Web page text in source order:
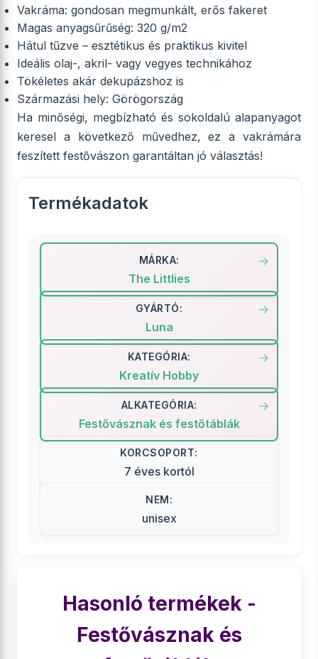
Vakráma: gondosan megmunkált, erős fakeret
Magas anyagsűrűség: 320 g/m2
Hátul tűzve – esztétikus és praktikus kivitel
Ideális olaj-, akril- vagy vegyes technikához
Tökéletes akár dekupázshoz is
Származási hely: Görögország
Ha minőségi, megbízható és sokoldalú alapanyagot
keresel a következő művedhez, ez a vakrámára
feszített festővászon garantáltan jó választás!
Termékadatok
MÁRKA:
The Littlies
GYÁRTÓ:
Luna
KATEGÓRIA:
Kreatív Hobby
ALKATEGÓRIA:
Festővásznak és festőtáblák
KORCSOPORT:
7 éves kortól
NEM:
unisex
Hasonló termékek -
Festővásznak és